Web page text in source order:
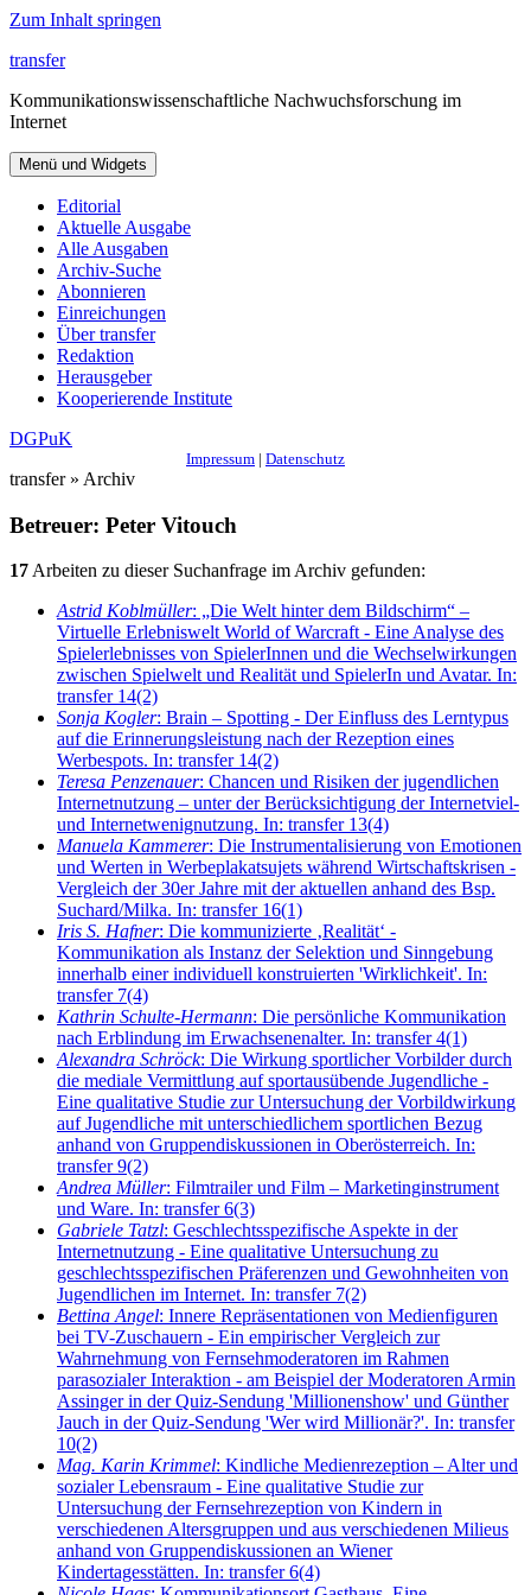
Zum Inhalt springen
transfer
Kommunikationswissenschaftliche Nachwuchsforschung im
Internet
Menü und Widgets
Editorial
Aktuelle Ausgabe
Alle Ausgaben
Archiv-Suche
Abonnieren
Einreichungen
Über transfer
Redaktion
Herausgeber
Kooperierende Institute
DGPuK
Impressum | Datenschutz
transfer » Archiv
Betreuer: Peter Vitouch
17Arbeiten zu dieser Suchanfrage im Archiv gefunden:
Astrid Koblmüller: „Die Welt hinter dem Bildschirm“ –
Virtuelle Erlebniswelt World of Warcraft - Eine Analyse des
Spielerlebnisses von SpielerInnen und die Wechselwirkungen
zwischen Spielwelt und Realität und SpielerIn und Avatar. In:
transfer 14(2)
Sonja Kogler: Brain – Spotting - Der Einfluss des Lerntypus
auf die Erinnerungsleistung nach der Rezeption eines
Werbespots. In: transfer 14(2)
Teresa Penzenauer: Chancen und Risiken der jugendlichen
Internetnutzung – unter der Berücksichtigung der Internetviel-
und Internetwenignutzung. In: transfer 13(4)
Manuela Kammerer: Die Instrumentalisierung von Emotionen
und Werten in Werbeplakatsujets während Wirtschaftskrisen -
Vergleich der 30er Jahre mit der aktuellen anhand des Bsp.
Suchard/Milka. In: transfer 16(1)
Iris S. Hafner: Die kommunizierte ‚Realität‘ -
Kommunikation als Instanz der Selektion und Sinngebung
innerhalb einer individuell konstruierten 'Wirklichkeit'. In:
transfer 7(4)
Kathrin Schulte-Hermann: Die persönliche Kommunikation
nach Erblindung im Erwachsenenalter. In: transfer 4(1)
Alexandra Schröck: Die Wirkung sportlicher Vorbilder durch
die mediale Vermittlung auf sportausübende Jugendliche -
Eine qualitative Studie zur Untersuchung der Vorbildwirkung
auf Jugendliche mit unterschiedlichem sportlichen Bezug
anhand von Gruppendiskussionen in Oberösterreich. In:
transfer 9(2)
Andrea Müller: Filmtrailer und Film – Marketinginstrument
und Ware. In: transfer 6(3)
Gabriele Tatzl: Geschlechtsspezifische Aspekte in der
Internetnutzung - Eine qualitative Untersuchung zu
geschlechtsspezifischen Präferenzen und Gewohnheiten von
Jugendlichen im Internet. In: transfer 7(2)
Bettina Angel: Innere Repräsentationen von Medienfiguren
bei TV-Zuschauern - Ein empirischer Vergleich zur
Wahrnehmung von Fernsehmoderatoren im Rahmen
parasozialer Interaktion - am Beispiel der Moderatoren Armin
Assinger in der Quiz-Sendung 'Millionenshow' und Günther
Jauch in der Quiz-Sendung 'Wer wird Millionär?'. In: transfer
10(2)
Mag. Karin Krimmel: Kindliche Medienrezeption – Alter und
sozialer Lebensraum - Eine qualitative Studie zur
Untersuchung der Fernsehrezeption von Kindern in
verschiedenen Altersgruppen und aus verschiedenen Milieus
anhand von Gruppendiskussionen an Wiener
Kindertagesstätten. In: transfer 6(4)